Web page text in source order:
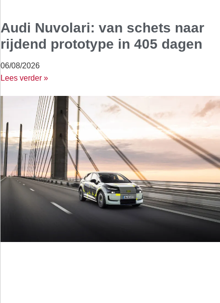
Audi Nuvolari: van schets naar
rijdend prototype in 405 dagen
06/08/2026
Lees verder »